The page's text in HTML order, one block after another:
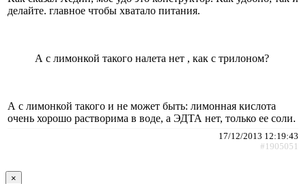
делайте. главное чтобы хватало питания.
А с лимонкой такого налета нет , как с трилоном?
А с лимонкой такого и не может быть: лимонная кислота
очень хорошо растворима в воде, а ЭДТА нет, только ее соли.
17/12/2013 12:19:43
#1905051
×